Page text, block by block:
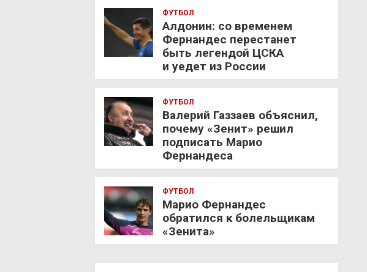
ФУТБОЛ
Алдонин: со временем
Фернандес перестанет
быть легендой ЦСКА
и уедет из России
ФУТБОЛ
Валерий Газзаев объяснил,
почему «Зенит» решил
подписать Марио
Фернандеса
ФУТБОЛ
Марио Фернандес
обратился к болельщикам
«Зенита»